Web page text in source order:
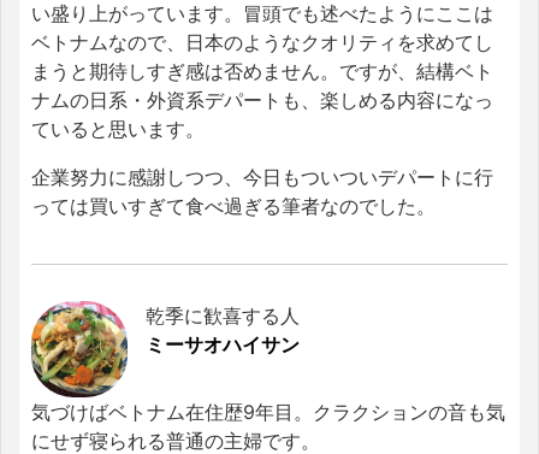
い盛り上がっています。冒頭でも述べたようにここは
ベトナムなので、日本のようなクオリティを求めてし
まうと期待しすぎ感は否めません。ですが、結構ベト
ナムの日系・外資系デパートも、楽しめる内容になっ
ていると思います。
企業努力に感謝しつつ、今日もついついデパートに行
っては買いすぎて食べ過ぎる筆者なのでした。
乾季に歓喜する人
ミーサオハイサン
気づけばベトナム在住歴9年目。クラクションの音も気
にせず寝られる普通の主婦です。